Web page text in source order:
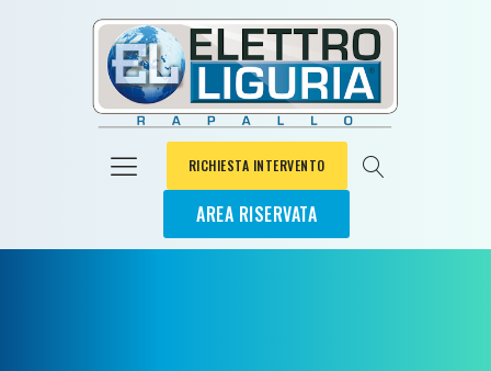
RICHIESTA INTERVENTO
AREA RISERVATA